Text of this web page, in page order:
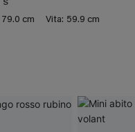
79.0 cm Vita: 59.9 cm